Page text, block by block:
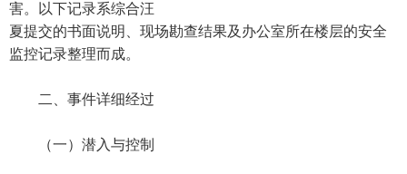
害。以下记录系综合汪
夏提交的书面说明、现场勘查结果及办公室所在楼层的安全
监控记录整理而成。
二、事件详细经过
（一）潜入与控制